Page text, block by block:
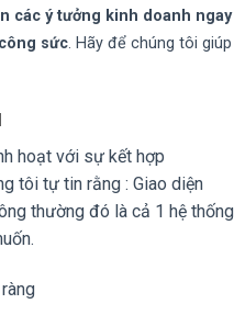
các ý tưởng kinh doanh ngay
sức. Hãy để chúng tôi giúp
hoạt với sự kết hợp
tôi tự tin rằng : Giao diện
thường đó là cả 1 hệ thống